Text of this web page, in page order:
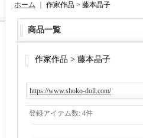
ホーム 作家作品 > 藤本晶子
商品一覧
作家作品 > 藤本晶子
https://www.shoko-doll.com/
登録アイテム数: 4件